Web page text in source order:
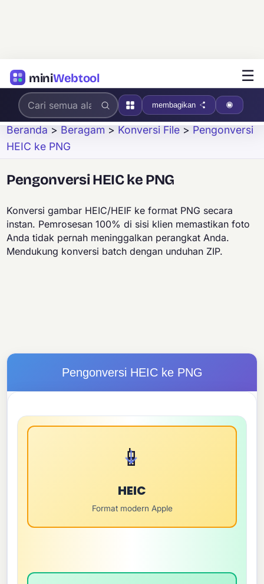
miniWebtool ☰
membagikan
Beranda > Beragam > Konversi File > Pengonversi
HEIC ke PNG
Pengonversi HEIC ke PNG
Konversi gambar HEIC/HEIF ke format PNG secara
instan. Pemrosesan 100% di sisi klien memastikan foto
Anda tidak pernah meninggalkan perangkat Anda.
Mendukung konversi batch dengan unduhan ZIP.
Pengonversi HEIC ke PNG
📱
HEIC
Format modern Apple
→